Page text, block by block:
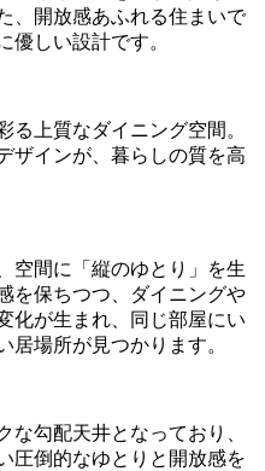
、開放感あふれる住まいで
優しい設計です。
る上質なダイニング空間。
ザインが、暮らしの質を高
空間に「縦のゆとり」を生
を保ちつつ、ダイニングや
化が生まれ、同じ部屋にい
居場所が見つかります。
な勾配天井となっており、
圧倒的なゆとりと開放感を